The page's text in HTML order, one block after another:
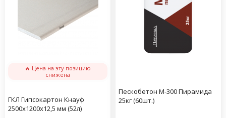
🔥 Цена на эту позицию
снижена
ГКЛ Гипсокартон Кнауф
2500х1200х12,5 мм (52л)
Пескобетон М-300 Пирамида
25кг (60шт.)